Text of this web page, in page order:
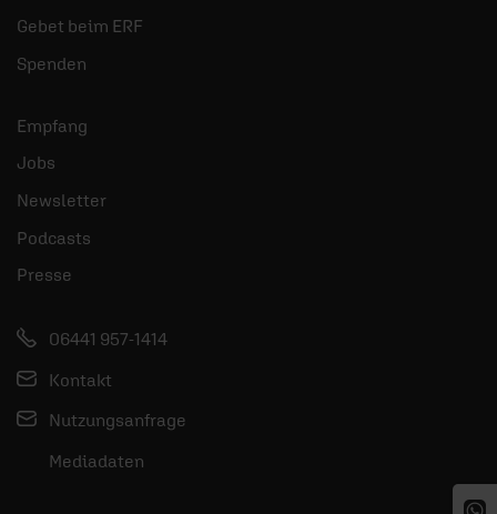
Gebet beim ERF
Spenden
Empfang
Jobs
Newsletter
Podcasts
Presse
06441 957-1414
Kontakt
Nutzungsanfrage
Mediadaten